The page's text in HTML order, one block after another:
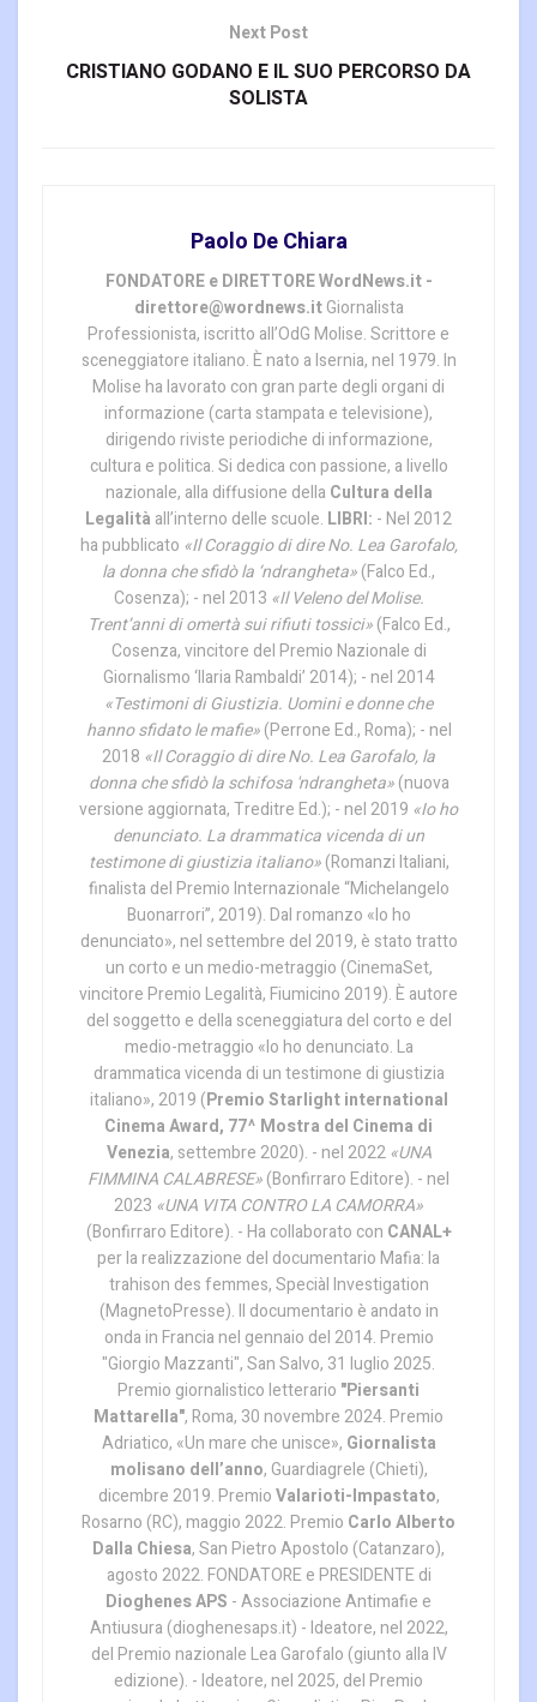
Next Post
CRISTIANO GODANO E IL SUO PERCORSO DA
SOLISTA
Paolo De Chiara
FONDATORE e DIRETTORE WordNews.it -
direttore@wordnews.itGiornalista
Professionista, iscritto all’OdG Molise. Scrittore e
sceneggiatore italiano. È nato a Isernia, nel 1979. In
Molise ha lavorato con gran parte degli organi di
informazione (carta stampata e televisione),
dirigendo riviste periodiche di informazione,
cultura e politica. Si dedica con passione, a livello
nazionale, alla diffusione della Cultura della
Legalità all’interno delle scuole. LIBRI: - Nel 2012
ha pubblicato «Il Coraggio di dire No. Lea Garofalo,
la donna che sfidò la ‘ndrangheta»(Falco Ed.,
Cosenza); - nel 2013 «Il Veleno del Molise.
Trent’anni di omertà sui rifiuti tossici»(Falco Ed.,
Cosenza, vincitore del Premio Nazionale di
Giornalismo ‘Ilaria Rambaldi’ 2014); - nel 2014
«Testimoni di Giustizia. Uomini e donne che
hanno sfidato le mafie»(Perrone Ed., Roma); - nel
2018 «Il Coraggio di dire No. Lea Garofalo, la
donna che sfidò la schifosa 'ndrangheta»(nuova
versione aggiornata, Treditre Ed.); - nel 2019 «Io ho
denunciato. La drammatica vicenda di un
testimone di giustizia italiano»(Romanzi Italiani,
finalista del Premio Internazionale “Michelangelo
Buonarrori”, 2019). Dal romanzo «Io ho
denunciato», nel settembre del 2019, è stato tratto
un corto e un medio-metraggio (CinemaSet,
vincitore Premio Legalità, Fiumicino 2019). È autore
del soggetto e della sceneggiatura del corto e del
medio-metraggio «Io ho denunciato. La
drammatica vicenda di un testimone di giustizia
italiano», 2019 (Premio Starlight international
Cinema Award, 77^ Mostra del Cinema di
Venezia, settembre 2020). - nel 2022«UNA
FIMMINA CALABRESE»(Bonfirraro Editore). - nel
2023 «UNA VITA CONTRO LA CAMORRA»
(Bonfirraro Editore). - Ha collaborato con CANAL+
per la realizzazione del documentario Mafia: la
trahison des femmes, Speciàl Investigation
(MagnetoPresse). Il documentario è andato in
onda in Francia nel gennaio del 2014. Premio
"Giorgio Mazzanti", San Salvo, 31 luglio 2025.
Premio giornalistico letterario "Piersanti
Mattarella", Roma, 30 novembre 2024. Premio
Adriatico, «Un mare che unisce», Giornalista
molisano dell’anno, Guardiagrele (Chieti),
dicembre 2019. PremioValarioti-Impastato,
Rosarno (RC), maggio 2022. Premio Carlo Alberto
Dalla Chiesa, San Pietro Apostolo (Catanzaro),
agosto 2022. FONDATORE e PRESIDENTE di
Dioghenes APS - Associazione Antimafie e
Antiusura (dioghenesaps.it) - Ideatore, nel 2022,
del Premio nazionale Lea Garofalo (giunto alla IV
edizione). - Ideatore, nel 2025, del Premio